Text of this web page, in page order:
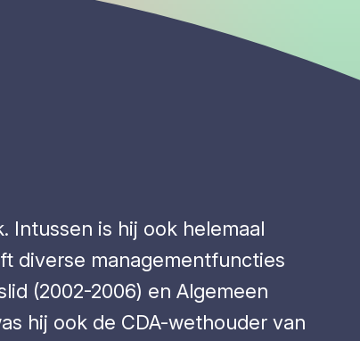
Intussen is hij ook helemaal
diverse managementfuncties
(2002-2006) en Algemeen
hij ook de CDA-wethouder van